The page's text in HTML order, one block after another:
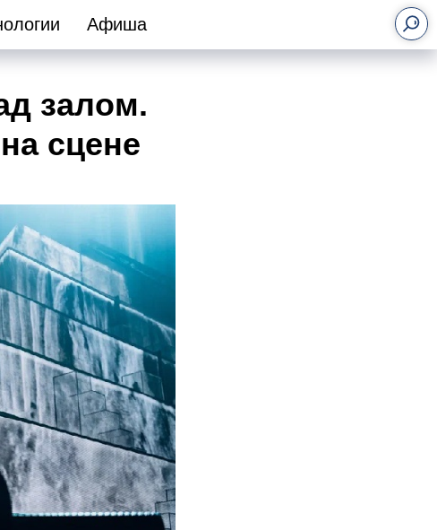
Афиша
залом.
сцене